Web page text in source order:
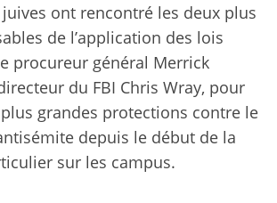
ont rencontré les deux plus
de l’application des lois
procureur général Merrick
du FBI Chris Wray, pour
grandes protections contre le
depuis le début de la
sur les campus.